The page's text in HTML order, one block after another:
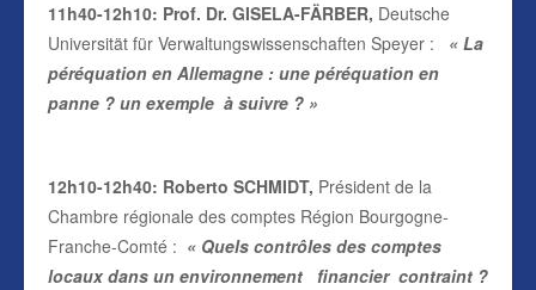
11h40-12h10: Prof. Dr. GISELA-FÄRBER, Deutsche
Universität für Verwaltungswissenschaften Speyer :
« La
péréquation en Allemagne : une péréquation en
panne ? un exemple à suivre ? »
12h10-12h40: Roberto SCHMIDT, Président de la
Chambre régionale des comptes Région Bourgogne-
Franche-Comté : « Quels contrôles des comptes
locaux dans un environnement financier contraint ?